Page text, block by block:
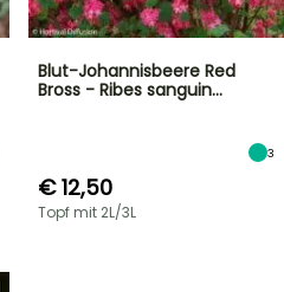
Blut-Johannisbeere Red
Bross - Ribes sanguin…
3
€ 12,50
Topf mit 2L/3L